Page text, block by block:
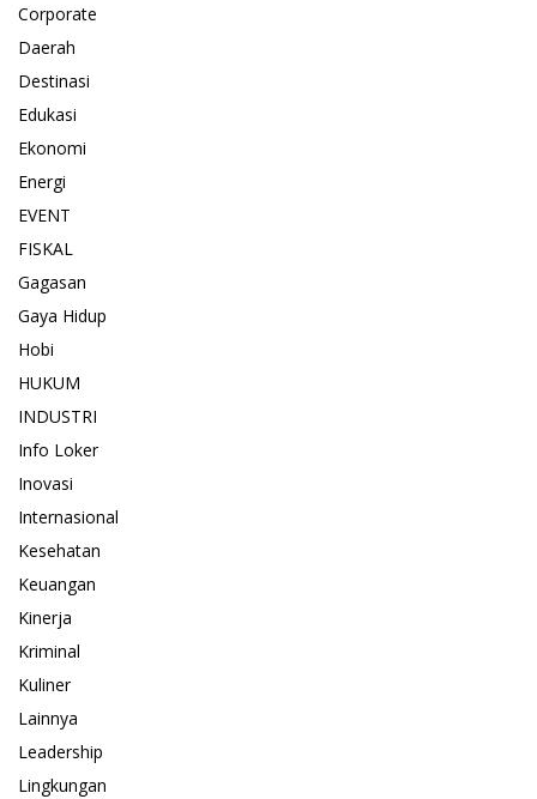
Corporate
Daerah
Destinasi
Edukasi
Ekonomi
Energi
EVENT
FISKAL
Gagasan
Gaya Hidup
Hobi
HUKUM
INDUSTRI
Info Loker
Inovasi
Internasional
Kesehatan
Keuangan
Kinerja
Kriminal
Kuliner
Lainnya
Leadership
Lingkungan